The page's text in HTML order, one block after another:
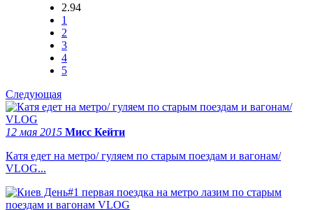
2.94
1
2
3
4
5
Следующая
12 мая 2015 Мисс Кейти
Катя едет на метро/ гуляем по старым поездам и вагонам/
VLOG...